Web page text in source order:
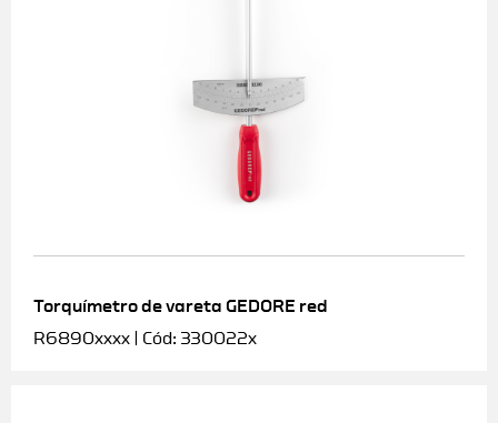
Torquímetro de vareta GEDORE red
R6890xxxx | Cód: 330022x